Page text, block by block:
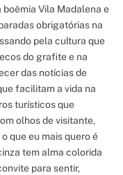
Vila Madalena e
obrigatórias na
pela cultura que
do grafite e na
das notícias de
facilitam a vida na
turísticos que
olhos de visitante,
que eu mais quero é
tem alma colorida
para sentir,